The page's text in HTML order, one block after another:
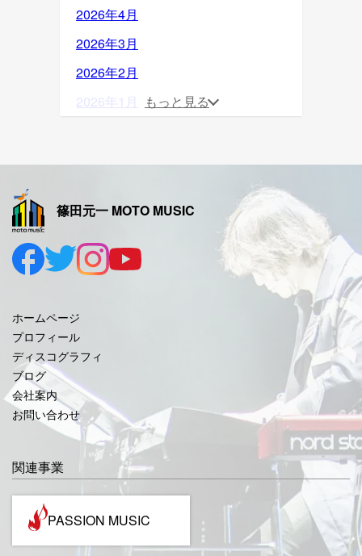
2026年4月
2026年3月
2026年2月
2026年1月
2025年9月
2025年8月
2025年7月
2025年5月
2025年4月
2025年3月
2025年2月
2025年1月
2024年12月
もっと見る
篠田元一 MOTO MUSIC
ホームページ
プロフィール
ディスコグラフィ
ブログ
会社案内
お問い合わせ
関連事業
PASSION MUSIC